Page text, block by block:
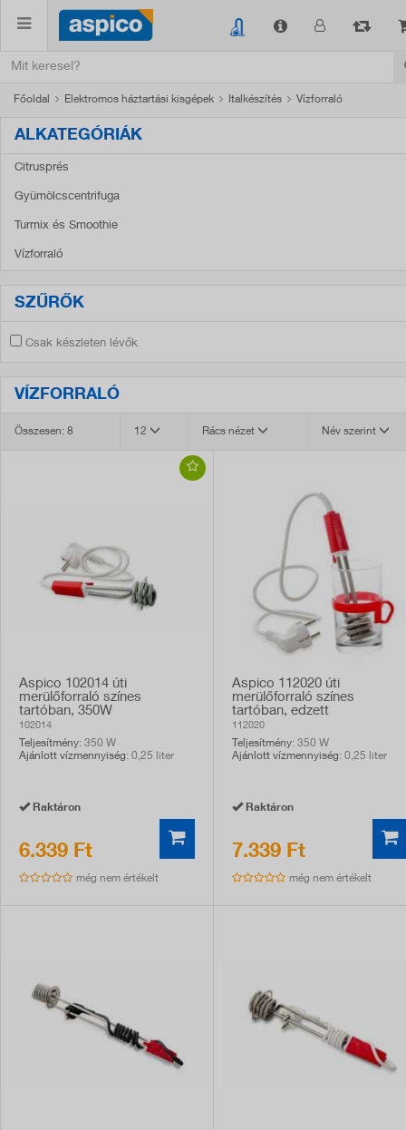
Főoldal Elektromos háztartási kisgépek Italkészítés Vízforraló
ALKATEGÓRIÁK
Citrusprés
Gyümölcscentrifuga
Turmix és Smoothie
Vízforraló
SZŰRŐK
Csak készleten lévők
VÍZFORRALÓ
Név szerint
Rács nézet
12
Összesen: 8
Aspico 102014 úti
merülőforraló színes
tartóban, 350W
102014
Teljesítmény: 350 W
Ajánlott vízmennyiség: 0,25 liter
Raktáron
6.339 Ft
még nem értékelt
Aspico 112020 úti
merülőforraló színes
tartóban, edzett
üvegpohárral, 350W
112020
Teljesítmény: 350 W
Ajánlott vízmennyiség: 0,25 liter
Raktáron
7.339 Ft
még nem értékelt